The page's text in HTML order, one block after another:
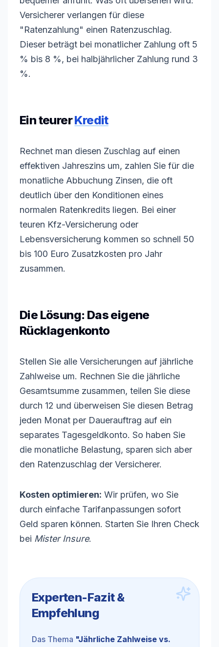
Versicherer verlangen für diese
"Ratenzahlung" einen Ratenzuschlag.
Dieser beträgt bei monatlicher Zahlung oft 5
% bis 8 %, bei halbjährlicher Zahlung rund 3
%.
Ein teurerKredit
Rechnet man diesen Zuschlag auf einen
effektiven Jahreszins um, zahlen Sie für die
monatliche Abbuchung Zinsen, die oft
deutlich über den Konditionen eines
normalen Ratenkredits liegen. Bei einer
teuren Kfz-Versicherung oder
Lebensversicherung kommen so schnell 50
bis 100 Euro Zusatzkosten pro Jahr
zusammen.
Die Lösung: Das eigene
Rücklagenkonto
Stellen Sie alle Versicherungen auf jährliche
Zahlweise um. Rechnen Sie die jährliche
Gesamtsumme zusammen, teilen Sie diese
durch 12 und überweisen Sie diesen Betrag
jeden Monat per Dauerauftrag auf ein
separates Tagesgeldkonto. So haben Sie
die monatliche Belastung, sparen sich aber
den Ratenzuschlag der Versicherer.
Kosten optimieren: Wir prüfen, wo Sie
durch einfache Tarifanpassungen sofort
Geld sparen können. Starten Sie Ihren Check
bei Mister Insure.
Experten-Fazit &
Empfehlung
Das Thema "Jährliche Zahlweise vs.